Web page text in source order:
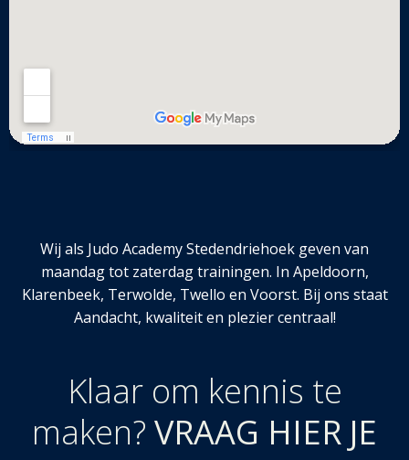
Wij als Judo Academy Stedendriehoek geven van
maandag tot zaterdag trainingen. In Apeldoorn,
Klarenbeek, Terwolde, Twello en Voorst. Bij ons staat
Aandacht, kwaliteit en plezier centraal!
Klaar om kennis te
maken? VRAAG HIER JE